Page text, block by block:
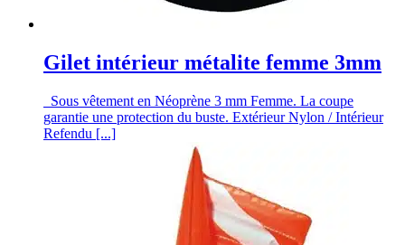
Gilet intérieur métalite femme 3mm
Sous vêtement en Néoprène 3 mm Femme. La coupe
garantie une protection du buste. Extérieur Nylon / Intérieur
Refendu [...]